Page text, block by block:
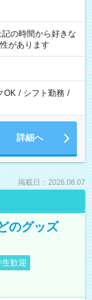
があります
OK / シフト勤務 /
詳細へ
掲載日：2026.08.07
のグッズ
生歓迎